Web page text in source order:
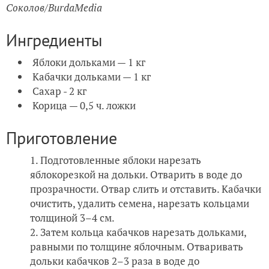
Соколов/BurdaMedia
Ингредиенты
Яблоки дольками — 1 кг
Кабачки дольками — 1 кг
Сахар - 2 кг
Корица — 0,5 ч. ложки
Приготовление
Подготовленные яблоки нарезать
яблокорезкой на дольки. Отварить в воде до
прозрачности. Отвар слить и отставить. Кабачки
очистить, удалить семена, нарезать кольцами
толщиной 3–4 см.
Затем кольца кабачков нарезать дольками,
равными по толщине яблочным. Отваривать
дольки кабачков 2–3 раза в воде до